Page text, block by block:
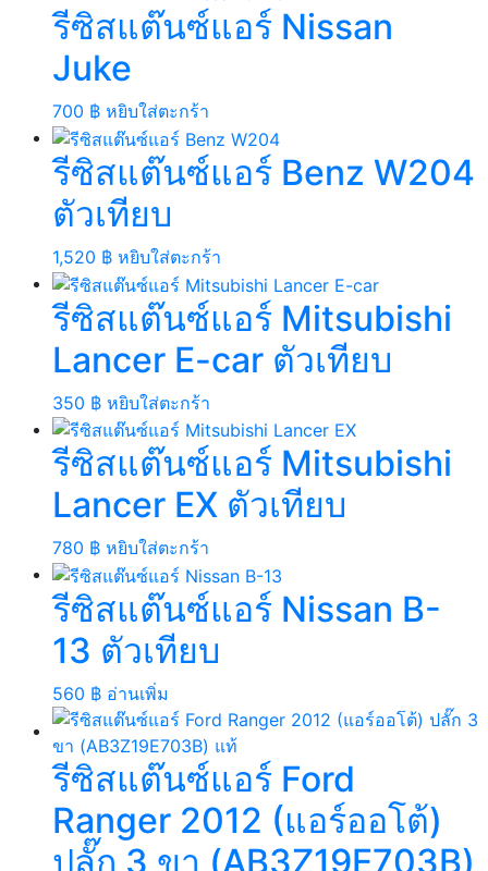
รีซิสแต๊นซ์แอร์ Nissan
Juke
700 ฿ หยิบใส่ตะกร้า
รีซิสแต๊นซ์แอร์ Benz W204
ตัวเทียบ
1,520 ฿ หยิบใส่ตะกร้า
รีซิสแต๊นซ์แอร์ Mitsubishi
Lancer E-car ตัวเทียบ
350 ฿ หยิบใส่ตะกร้า
รีซิสแต๊นซ์แอร์ Mitsubishi
Lancer EX ตัวเทียบ
780 ฿ หยิบใส่ตะกร้า
รีซิสแต๊นซ์แอร์ Nissan B-
13 ตัวเทียบ
560 ฿ อ่านเพิ่ม
รีซิสแต๊นซ์แอร์ Ford
Ranger 2012 (แอร์ออโต้)
ปลั๊ก 3 ขา (AB3Z19E703B)